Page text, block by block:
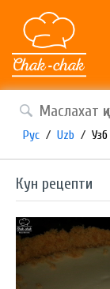
Рус / Uzb / Узб
Кун рецепти